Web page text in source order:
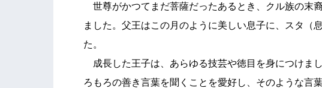
世尊がかつてまだ菩薩だったあるとき、クル族の末
ました。父王はこの月のように美しい息子に、スタ（
た。
成長した王子は、あらゆる技芸や徳目を身につけま
ろもろの善き言葉を聞くことを愛好し、そのような言